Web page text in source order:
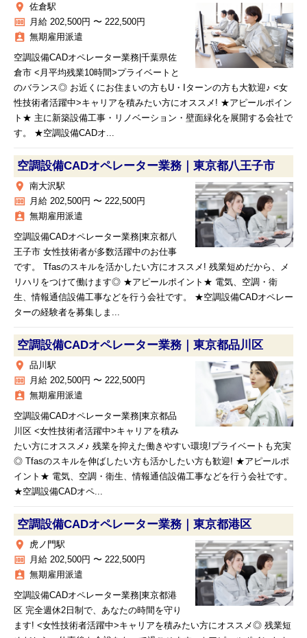
place 佐倉駅
money 月給 202,500円 〜 222,500円
assignment_ind 無期雇用派遣
空調設備CADオペレーター業務|千葉県佐
倉市 <月平均残業10時間>プライベートと
のバランス◎ お近くにお住まいの方もU・Iターンの方も大歓迎♪ <女
性技術者活躍中>キャリアを積みたい方にオススメ! ★アピールポイン
ト★ 主に新築設備工事・リノベーション・壁面緑化を展開する会社で
す。 ★空調設備CADオ...
空調設備CADオペレーター業務｜東京都八王子市
place 南大沢駅
money 月給 202,500円 〜 222,500円
assignment_ind 無期雇用派遣
空調設備CADオペレーター業務|東京都八
王子市 女性技術者が多数活躍中のお仕事
です。 Tfasのスキルを活かしたい方にオススメ! 残業短めだから、メ
リハリをつけて働けます◎ ★アピールポイント★ 電気、空調・衛
生、情報通信設備工事などを行う会社です。 ★空調設備CADオペレー
ターの経験者を募集しま...
空調設備CADオペレーター業務｜東京都品川区
place 品川駅
money 月給 202,500円 〜 222,500円
assignment_ind 無期雇用派遣
空調設備CADオペレーター業務|東京都品
川区 <女性技術者活躍中>キャリアを積み
たい方にオススメ♪ 残業を抑えた働きやすい環境!プライベートも充実
◎ Tfasのスキルを伸ばしたい方も活かしたい方も歓迎! ★アピールポ
イント★ 電気、空調・衛生、情報通信設備工事などを行う会社です。
★空調設備CADオペ...
空調設備CADオペレーター業務｜東京都港区
place 虎ノ門駅
money 月給 202,500円 〜 222,500円
assignment_ind 無期雇用派遣
空調設備CADオペレーター業務|東京都港
区 完全週休2日制で、あなたの時間を守り
ます! <女性技術者活躍中>キャリアを積みたい方にオススメ◎ 残業短